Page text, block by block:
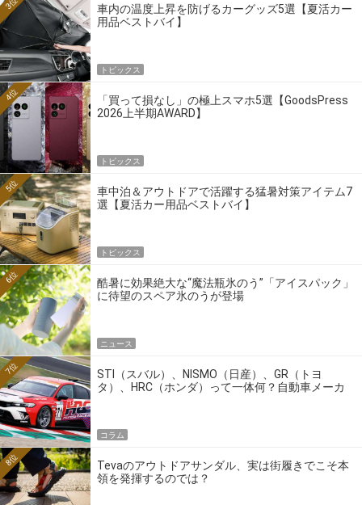
車内の温度上昇を防げるカーグッズ5選【夏活カー
用品ベストバイ】
3位
トピックス
「買って損なし」の極上スマホ5選【GoodsPress
2026上半期AWARD】
4位
トピックス
車中泊＆アウトドアで活躍する猛暑対策アイテム7
選【夏活カー用品ベストバイ】
5位
トピックス
酷暑に効果絶大な“魔法瓶氷のう”「アイスパック」
に待望のスペア氷のうが登場
6位
ニュース
STI（スバル）、NISMO（日産）、GR（トヨ
タ）、HRC（ホンダ）って一体何？自動車メーカ
7位
コラム
Tevaのアウトドアサンダル、実は街履きでこそ本
領を発揮するのでは？
8位